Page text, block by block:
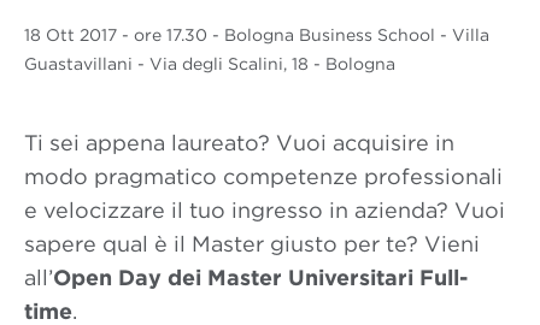
18 Ott 2017 - ore 17.30 - Bologna Business School - Villa
Guastavillani - Via degli Scalini, 18 - Bologna
Ti sei appena laureato? Vuoi acquisire in
modo pragmatico competenze professionali
e velocizzare il tuo ingresso in azienda? Vuoi
sapere qual è il Master giusto per te? Vieni
all’Open Day dei Master Universitari Full-
time.